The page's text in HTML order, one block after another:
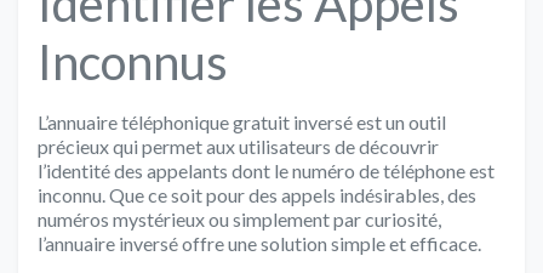
Inconnus
L’annuaire téléphonique gratuit inversé est un outil
précieux qui permet aux utilisateurs de découvrir
l’identité des appelants dont le numéro de téléphone est
inconnu. Que ce soit pour des appels indésirables, des
numéros mystérieux ou simplement par curiosité,
l’annuaire inversé offre une solution simple et efficace.